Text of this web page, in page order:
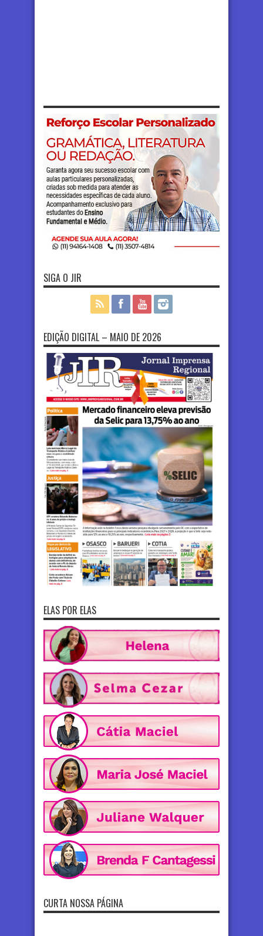
SIGA O JIR
EDIÇÃO DIGITAL – MAIO DE 2026
ELAS POR ELAS
CURTA NOSSA PÁGINA